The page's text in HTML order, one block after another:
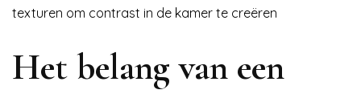
texturen om contrast in de kamer te creëren
Het belang van een